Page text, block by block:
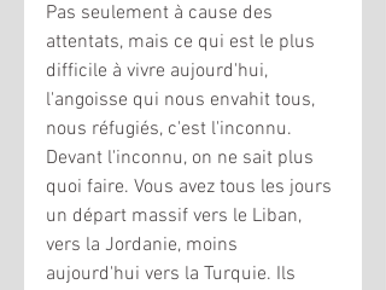
Pas seulement à cause des
attentats, mais ce qui est le plus
difficile à vivre aujourd'hui,
l'angoisse qui nous envahit tous,
nous réfugiés, c'est l'inconnu.
Devant l'inconnu, on ne sait plus
quoi faire. Vous avez tous les jours
un départ massif vers le Liban,
vers la Jordanie, moins
aujourd'hui vers la Turquie. Ils